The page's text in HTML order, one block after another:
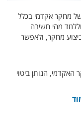
מחקר אקדמי בכלל
מהי חשיבה
מחקר, ולאפשר
הנותן ביטוי